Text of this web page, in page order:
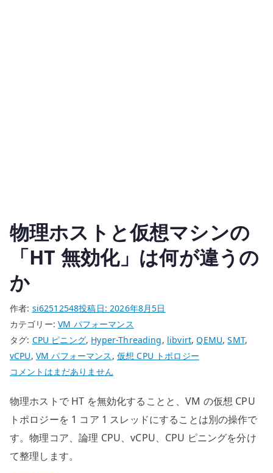
物理ホストと仮想マシンの
「HT 無効化」は何が違うの
か
作者: si62512548投稿日:2026年8月5日
カテゴリー:VM パフォーマンス
タグ: CPU ピニング, Hyper-Threading, libvirt,QEMU,SMT,
vCPU, VM パフォーマンス , 仮想 CPU トポロジー
物
ホ
ス
ト
と
コメントはまだありません
物理ホストで HT を無効化することと、VM の仮想 CPU
トポロジーを 1 コア 1 スレッドにすることは別の操作で
す。物理コア、論理 CPU、vCPU、CPU ピニングを分け
て整理します。